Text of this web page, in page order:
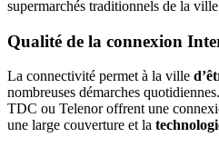
supermarchés traditionnels de la
Qualité de la connexion
La connectivité permet à la ville
nombreuses démarches
TDC ou Telenor offrent une
une large couverture et la